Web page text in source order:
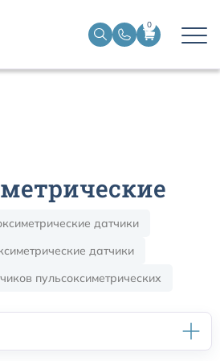
0
датчики
датчики
пульсоксиметрических